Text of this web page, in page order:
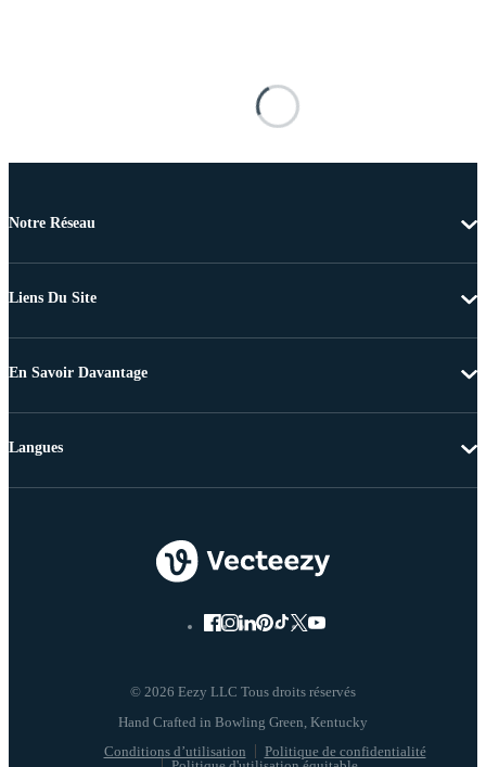
Notre Réseau
Liens Du Site
En Savoir Davantage
© 2026 Eezy LLC Tous droits réservés
Conditions d’utilisation
Politique de confidentialité
Langues